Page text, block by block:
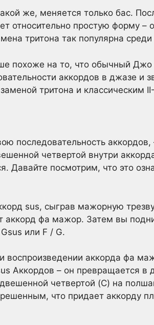
же, меняется только бас.
относительно простую форму –
тритона так популярна среди
похоже на то, что обычный
аккордов в джазе и
тритона и классическим
последовательность
четвертой внутри
Давайте посмотрим, что это
sus, сыграв мажорную
аккорд фа мажор. Затем вы
или F / G.
воспроизведении аккорда фа
Аккордов – он превращается
четвертой (C) на
что придает аккорду